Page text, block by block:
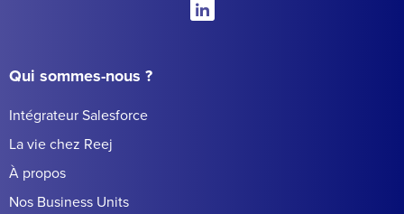
Qui sommes-nous ?
Intégrateur Salesforce
La vie chez Reej
À propos
Nos Business Units